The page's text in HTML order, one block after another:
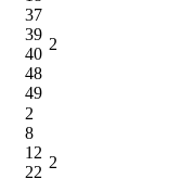
37
39
40
48
49
2
2
8
12
22
2